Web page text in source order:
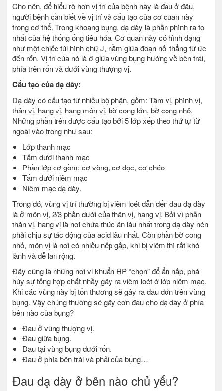
Cho nên, để hiểu rõ hơn vị trí của bệnh này là đau ở đâu,
người bệnh cần biết về vị trí và cấu tạo của cơ quan này
trong cơ thể. Trong khoang bụng, dạ dày là phần phình ra to
nhất của hệ thống ống tiêu hóa. Cơ quan này có hình dạng
như một chiếc túi hình chữ J, nằm giữa đoạn nối thẳng từ ức
đến rốn. Vị trí của nó là ở giữa vùng bụng hướng về bên trái,
phía trên rốn và dưới vùng thượng vị.
Cấu tạo của dạ dày:
Dạ dày có cấu tạo từ nhiều bộ phận, gồm: Tâm vị, phình vị,
thân vị, hang vị, hang môn vị, bờ cong lớn, bờ cong nhỏ.
Những phần trên được cấu tạo bởi 5 lớp xếp theo thứ tự từ
ngoài vào trong như sau:
Lớp thanh mạc
Tấm dưới thanh mạc
Phần lớp cơ gồm: cơ vòng, cơ dọc, cơ chéo
Tấm dưới niêm mạc
Niêm mạc dạ dày.
Trong đó, vùng vị trí thường bị viêm loét dẫn đến đau dạ dày
là ở môn vị, 2/3 phần dưới của thân vị, hang vị. Bởi vì phần
thân vị, hang vị là nơi chứa thức ăn lâu nhất trong dạ dày nên
phải chịu sự tác động của acid lâu nhất. Còn phần bờ cong
nhỏ, môn vị là nơi có nhiều nếp gấp, khi bị viêm thì rất khó
lành và dễ lan rộng.
Đây cũng là những nơi vi khuẩn HP “chọn” để ẩn nấp, phá
hủy sự tổng hợp chất nhầy gây ra viêm loét ở lớp niêm mạc.
Khi các vùng này bị tổn thương sẽ gây ra đau đớn trên vùng
bụng. Vậy chúng thường sẽ gây cơn đau cho dạ dày ở phía
bên nào của bụng?
Đau ở vùng thượng vị.
Đau giữa bụng.
Đau tại vùng bụng dưới rốn.
Đau ở phía bên trái và phải của bụng…
Đau dạ dày ở bên nào chủ yếu?